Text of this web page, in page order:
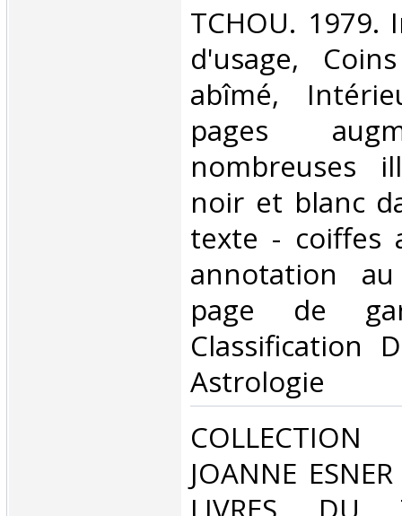
‎TCHOU. 1979.
d'usage,
abîmé,
pages
nombreuses
noir et blanc
texte - coiffes
annotation
page de
Classification
Astrologie‎
‎COLLECTION
JOANNE